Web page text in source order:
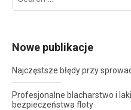
for:
Nowe publikacje
Najczęstsze błędy przy
Profesjonalne blacharstwo i
bezpieczeństwa floty